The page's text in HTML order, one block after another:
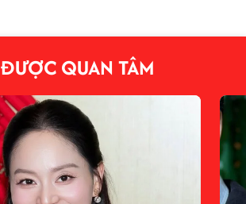
ĐƯỢC QUAN TÂM